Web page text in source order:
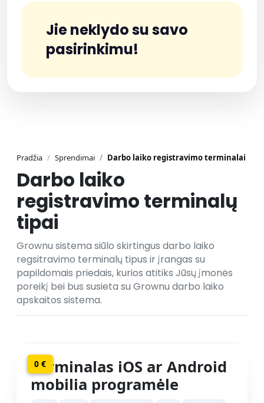
4
5
6
8
9
0
6
7
8
0
00
5
6
8
9
0
7
8
0
Jie neklydo su savo
pasirinkimu!
Pradžia Sprendimai Darbo laiko registravimo terminalai
Darbo laiko
registravimo terminalų
tipai
Grownu sistema siūlo skirtingus darbo laiko
regsitravimo terminalų tipus ir įrangas su
papildomais priedais, kurios atitiks Jūsų įmonės
poreikį bei bus susieta su Grownu darbo laiko
apskaitos sistema.
0 €
Terminalas iOS ar Android
mobilia programėle